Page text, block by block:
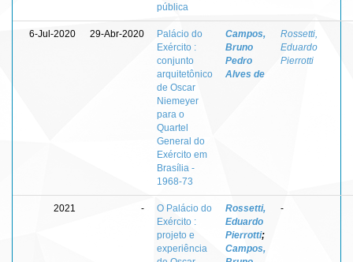
pública
6-Jul-2020 29-Abr-2020
Palácio do
Exército :
conjunto
arquitetônico
de Oscar
Niemeyer
para o
Quartel
General do
Exército em
Brasília -
1968-73
Campos,
Bruno
Pedro
Alves de
Rossetti,
Eduardo
Pierrotti
2021 -
O Palácio do
Exército :
projeto e
experiência
Rossetti,
Eduardo
Pierrotti;
Campos,
-